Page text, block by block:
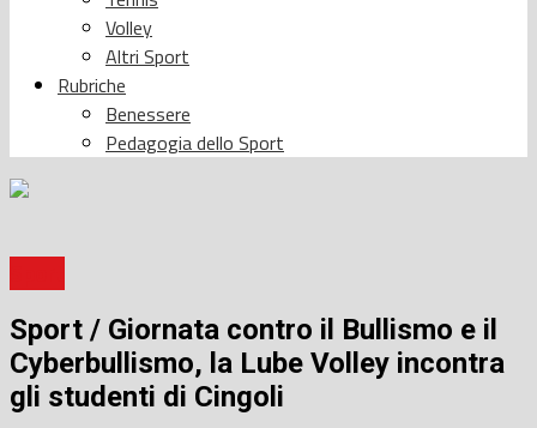
Volley
Altri Sport
Rubriche
Benessere
Pedagogia dello Sport
Sport / Giornata contro il Bullismo e il
Cyberbullismo, la Lube Volley incontra
gli studenti di Cingoli